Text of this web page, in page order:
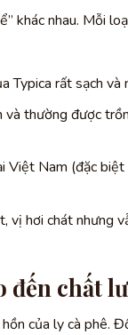
khác nhau. Mỗi
Typica rất sạch và
thường được
Việt Nam (đặc
vị hơi chát nhưng
đến chất
của ly cà phê.